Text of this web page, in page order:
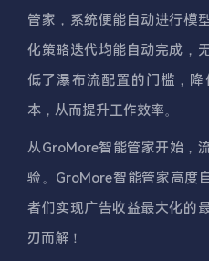
管家，系统便能自动进行模
化策略迭代均能自动完成，
低了瀑布流配置的门槛，
本，从而提升工作效率。
从GroMore智能管家开始，
验。GroMore智能管家高度
者们实现广告收益最大化的
刃而解！